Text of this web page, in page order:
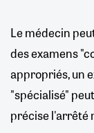
Le médecin
des examens
appropriés, un
"spécialisé"
précise l'arrêté